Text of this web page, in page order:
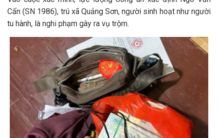
Cẩn (SN 1986), trú xã Quảng Sơn, người sinh hoạt như người
tu hành, là nghi phạm gây ra vụ trộm.